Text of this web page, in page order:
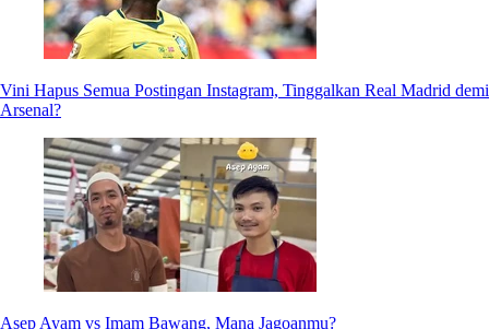
Vini Hapus Semua Postingan Instagram, Tinggalkan Real Madrid demi
Arsenal?
Asep Ayam vs Imam Bawang, Mana Jagoanmu?